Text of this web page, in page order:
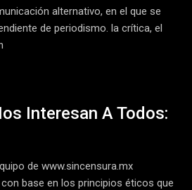
alternativo, en el que se
de periodismo. la crítica, el
Interesan A Todos:
de www.sincensura.mx
base en los principios éticos que